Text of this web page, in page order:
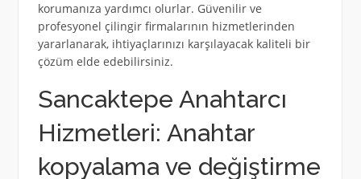
korumanıza yardımcı olurlar. Güvenilir ve
profesyonel çilingir firmalarının hizmetlerinden
yararlanarak, ihtiyaçlarınızı karşılayacak kaliteli bir
çözüm elde edebilirsiniz.
Sancaktepe Anahtarcı
Hizmetleri: Anahtar
kopyalama ve değiştirme